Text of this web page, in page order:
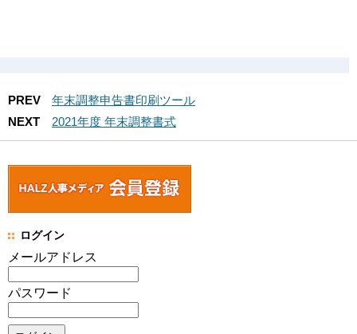
PREV
年末調整申告書印刷ツール
NEXT
2021年度 年末調整書式
ログイン
メールアドレス
パスワード